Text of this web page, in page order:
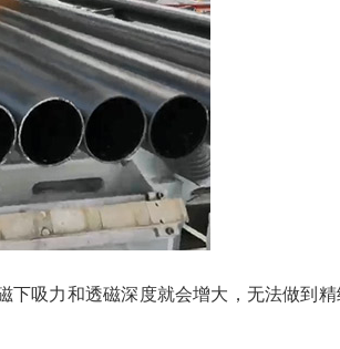
吸力和透磁深度就会增大，无法做到